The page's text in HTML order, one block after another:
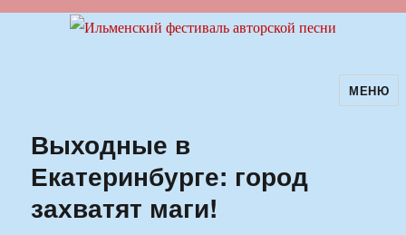
Ильменский фестиваль авторскойМЕНЮ
Выходные в
Екатеринбурге: город
захватят маги!